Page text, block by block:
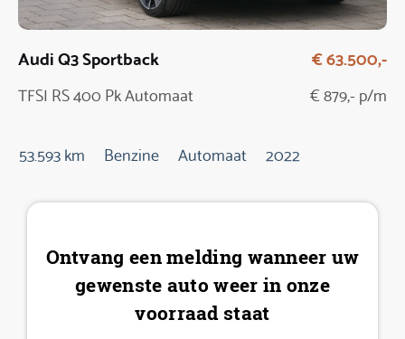
Audi Q3 Sportback
TFSI RS 400 Pk Automaat
€ 63.500,-
€ 879,- p/m
53.593 km Benzine Automaat 2022
Ontvang een melding wanneer uw
gewenste auto weer in onze
voorraad staat